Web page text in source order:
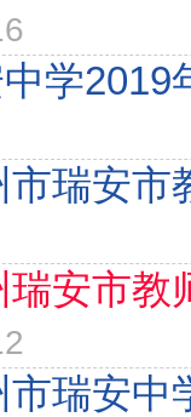
学2019
瑞安市
安市教
瑞安中